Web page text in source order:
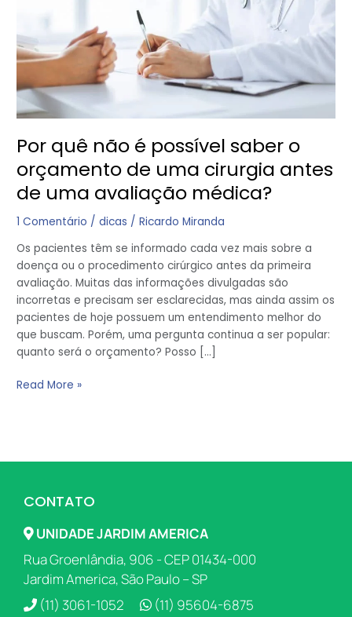
Por quê não é possível saber o
orçamento de uma cirurgia antes
de uma avaliação médica?
1 Comentário /dicas /Ricardo Miranda
Os pacientes têm se informado cada vez mais sobre a
doença ou o procedimento cirúrgico antes da primeira
avaliação. Muitas das informações divulgadas são
incorretas e precisam ser esclarecidas, mas ainda assim os
pacientes de hoje possuem um entendimento melhor do
que buscam. Porém, uma pergunta continua a ser popular:
quanto será o orçamento? Posso […]
saber
o
orçamento
de
uma
antes
de
uma
avaliação
médica?
Read More »
CONTATO
UNIDADE JARDIM AMERICA
Rua Groenlândia, 906 - CEP 01434-000
Jardim America, São Paulo – SP
(11) 3061-1052
(11) 95604-6875